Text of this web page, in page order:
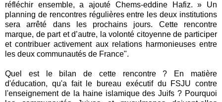
réfléchir ensemble, a ajouté Chems-eddine Hafiz. » Un
planning de rencontres régulières entre les deux institutions
sera arrêté dans les prochains jours. Cette rencontre
marque, de part et d’autre, la volonté citoyenne de participer
et contribuer activement aux relations harmonieuses entre
les deux communautés de France".
Quel est le bilan de cette rencontre ? En matière
d'éducation, qu'a fait le bureau exécutif du FSJU contre
l'enseignement de la haine islamique des Juifs ? Pourquoi